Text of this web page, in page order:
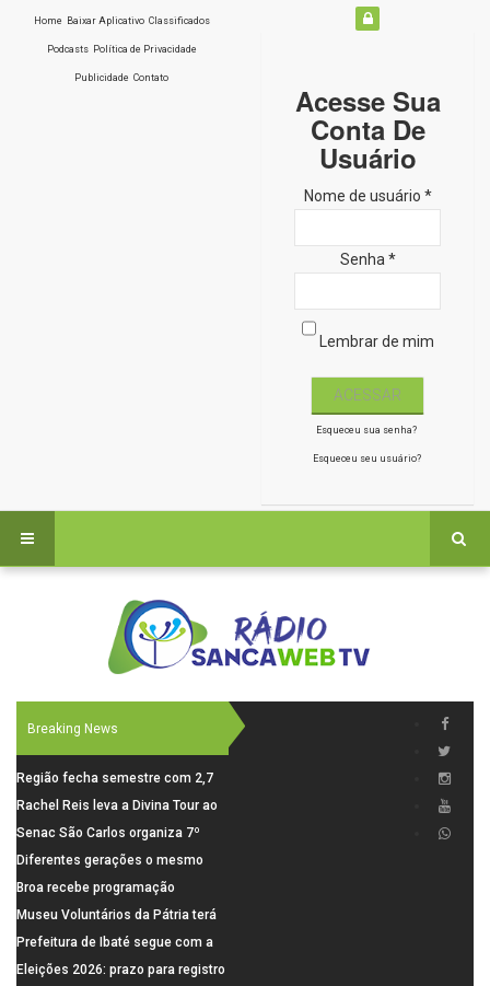
Home Baixar Aplicativo Classificados
Podcasts Política de Privacidade
Publicidade Contato
Acesse Sua
Conta De
Usuário
Nome de usuário *
Senha *
Lembrar de mim
Esqueceu sua senha?
Esqueceu seu usuário?
Breaking News
Região fecha semestre com 2,7
mil novosempregos e retoma
saldo positivo em junho
Rachel Reis leva a Divina Tour ao
interior de São Paulo com shows
inéditos em São Carlos e Jundiaí
Senac São Carlos organiza 7º
Fórum Internacional Senac de
Educadores com debates sobre
pensamento crítico, leitura e
diversidade
Diferentes gerações o mesmo
amor: pais do Saae contam como
a paternidade transformou suas
histórias
Broa recebe programação
esportiva com corrida, vela e
demonstração de paramotor
Museu Voluntários da Pátria terá
horário especial nesta segunda-
feira (10)
Prefeitura de Ibaté segue com a
Campanha do Agasalho segue
Eleições 2026: prazo para registro